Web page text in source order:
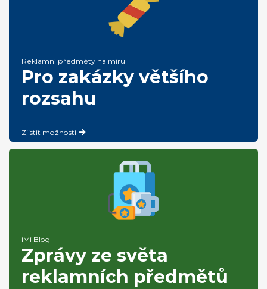
Reklamní předměty na míru
Pro zakázky většího
rozsahu
Zjistit možnosti
iMi Blog
Zprávy ze světa
reklamních předmětů